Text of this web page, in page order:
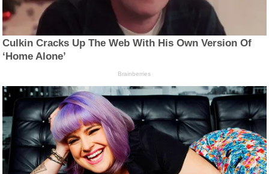
Culkin Cracks Up The Web With His Own Version Of
‘Home Alone’
Brainberries